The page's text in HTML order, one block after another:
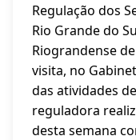
Regulação dos
Rio Grande do
Riograndense
visita, no
das atividades
reguladora
desta semana